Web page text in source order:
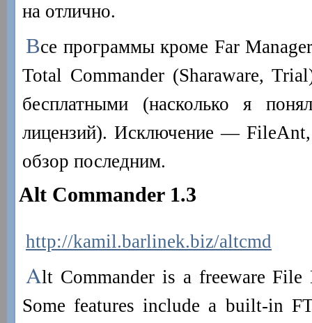
на отлично.
Все программы кроме Far
Total Commander (Sharaware,
бесплатными (насколько я
лицензий). Исключение —
обзор последним.
Alt Commander 1.3
http://kamil.barlinek.biz/altcmd
Alt Commander is a freeware File
Some features include a built-in